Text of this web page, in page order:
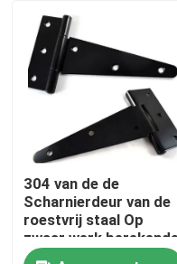
Inconel 718 Materiaal
Incoloy 800 H
Incoloy 800HT
Hastelloy C 22
304 van de de
Scharnierdeur van de
roestvrij staal Op
zwaar werk berekende
Riem het